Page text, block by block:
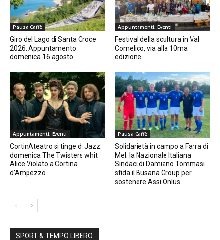
Pausa Caffè
Giro del Lago di Santa Croce
2026. Appuntamento
domenica 16 agosto
Appuntamenti, Eventi
Festival della scultura in Val
Comelico, via alla 10ma
edizione
Appuntamenti, Eventi
CortinAteatro si tinge di Jazz:
domenica The Twisters whit
Alice Violato a Cortina
d’Ampezzo
Pausa Caffè
Solidarietà in campo a Farra di
Mel: la Nazionale Italiana
Sindaci di Damiano Tommasi
sfida il Busana Group per
sostenere Assi Onlus
SPORT & TEMPO LIBERO